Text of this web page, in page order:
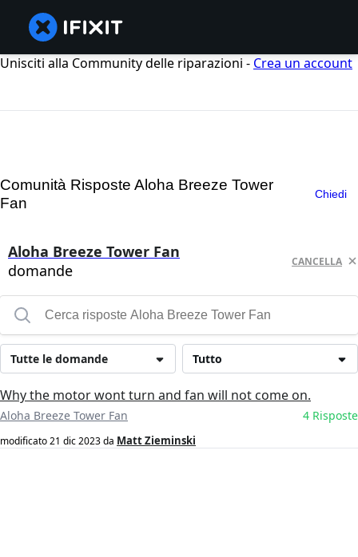
Unisciti alla Community delle riparazioni - Crea un account
Comunità Risposte Aloha Breeze Tower
Fan
Chiedi
Aloha Breeze Tower Fan
domande
CANCELLA
Tutto
Tutte le domande
Why the motor wont turn and fan will not come on.
Aloha Breeze Tower Fan 4 Risposte
modificato21 dic 2023da Matt Zieminski